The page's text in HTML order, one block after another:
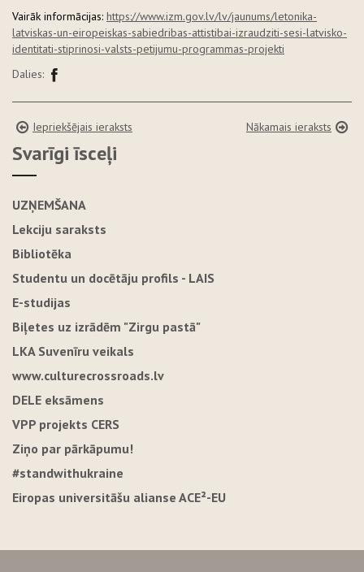
Vairāk informācijas: https://www.izm.gov.lv/lv/jaunums/letonika-
latviskas-un-eiropeiskas-sabiedribas-attistibai-izraudziti-sesi-latvisko-
identitati-stiprinosi-valsts-petijumu-programmas-projekti
Dalies:
Iepriekšējais ieraksts Nākamais ieraksts
Svarīgi īsceļi
UZŅEMŠANA
Lekciju saraksts
Bibliotēka
Studentu un docētāju profils - LAIS
E-studijas
Biļetes uz izrādēm "Zirgu pastā"
LKA Suvenīru veikals
www.culturecrossroads.lv
DELE eksāmens
VPP projekts CERS
Ziņo par pārkāpumu!
#standwithukraine
Eiropas universitāšu alianse ACE²-EU